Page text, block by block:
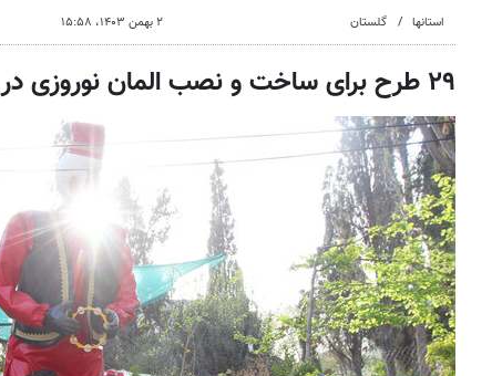
استانها گلستان ۲ بهمن ۱۴۰۳، ۱۵:۵۸
۲۹ طرح برای ساخت و نصب المان نوروزی در شهر انتخاب شد